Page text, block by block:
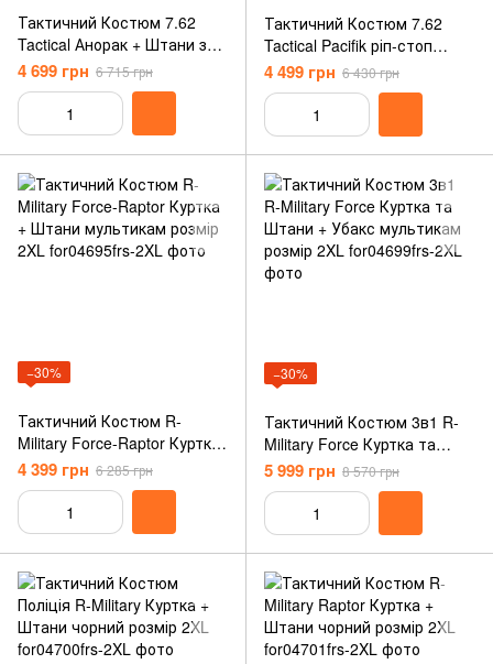
Тактичний Костюм 7.62
Tactical Анорак + Штани з
наколінниками мультикам
розмір 2XL
4 699 грн 6 715 грн
Тактичний Костюм 7.62
Tactical Pacifik ріп-стоп
Анорак + Штани чорний
розмір 2XL
4 499 грн 6 430 грн
−30%
Тактичний Костюм R-
Military Force-Raptor Куртка
+ Штани мультикам розмір
2XL
4 399 грн 6 285 грн
−30%
Тактичний Костюм 3в1 R-
Military Force Куртка та
Штани + Убакс мультикам
розмір 2XL
5 999 грн 8 570 грн